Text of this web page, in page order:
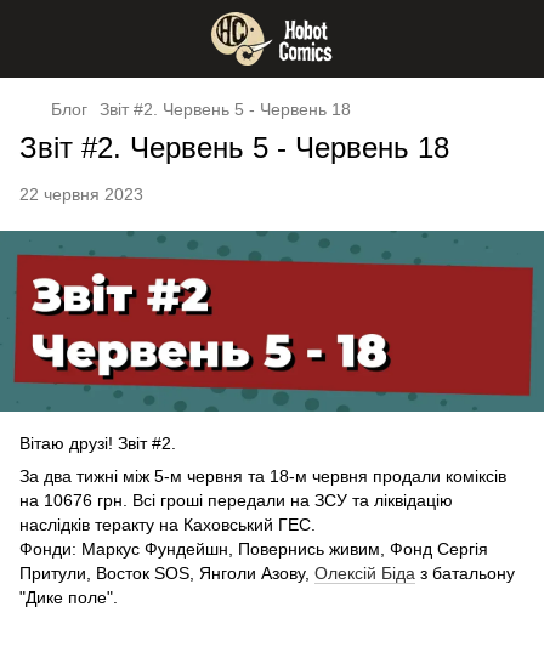
Блог Звіт #2. Червень 5 - Червень 18
Звіт #2. Червень 5 - Червень 18
22 червня 2023
Вітаю друзі! Звіт #2.
За два тижні між 5-м червня та 18-м червня продали коміксів
на 10676 грн. Всі гроші передали на ЗСУ та ліквідацію
наслідків теракту на Каховський ГЕС.
Фонди: Маркус Фундейшн, Повернись живим, Фонд Сергія
Притули, Восток SOS, Янголи Азову, Олексій Біда з батальону
"Дике поле".